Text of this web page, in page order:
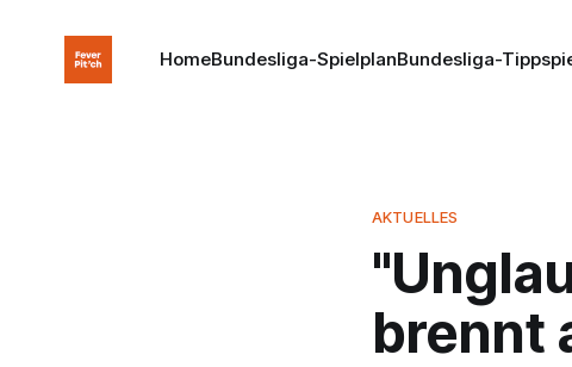
HomeBundesliga-SpielplanBundesliga-
AKTUELLES
brennt